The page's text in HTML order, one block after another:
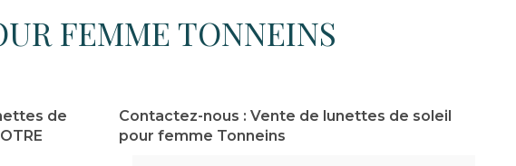
FEMME TONNEINS
de
Contactez-nous : Vente de lunettes de soleil
pour femme Tonneins